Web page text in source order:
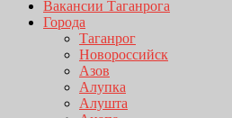
Вакансии Таганрога
Города
Таганрог
Новороссийск
Азов
Алупка
Алушта